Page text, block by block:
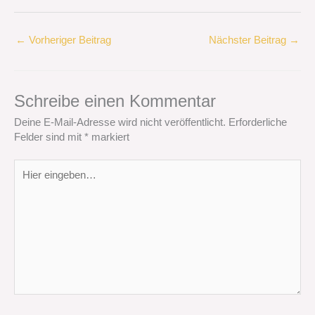
← Vorheriger Beitrag Nächster Beitrag →
Schreibe einen Kommentar
Deine E-Mail-Adresse wird nicht veröffentlicht. Erforderliche
Felder sind mit * markiert
eingeben…